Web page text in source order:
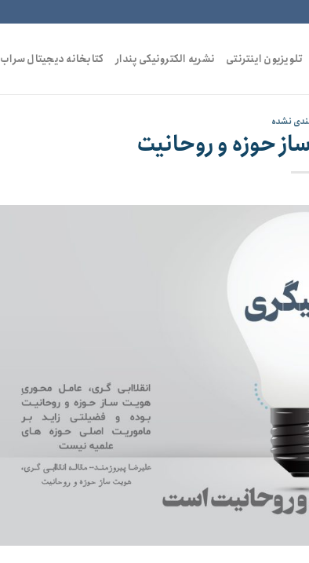
تلویزیون اینترنتی نشریه الکترونیکی پندار کتابخانه دیجیتال سراب
نشده
حوزه و روحانیت